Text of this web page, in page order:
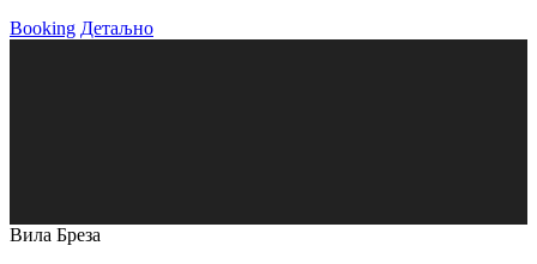
Booking Детаљно
Вила Бреза